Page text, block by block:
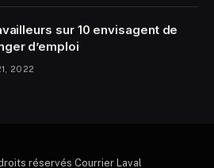
sur 10 envisagent de
d’emploi
2022
réservés Courrier Laval